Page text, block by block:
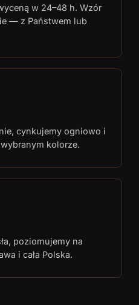
w 24–48 h. Wzór
— z Państwem lub
cynkujemy ogniowo i
kolorze.
poziomujemy na
i cała Polska.